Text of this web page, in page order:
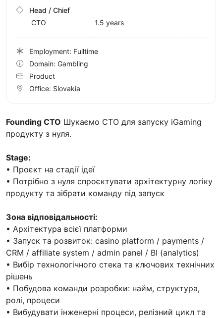
Founding CTO Шукаємо CTO для запуску iGaming
продукту з нуля.
Stage:
• Проєкт на стадії ідеї
• Потрібно з нуля спроєктувати архітектурну логіку
продукту та зібрати команду під запуск
Зона відповідальності:
• Архітектура всієї платформи
• Запуск та розвиток: casino platform / payments /
CRM / affiliate system / admin panel / BI (analytics)
• Вибір технологічного стека та ключових технічних
рішень
• Побудова команди розробки: найм, структура,
ролі, процеси
• Вибудувати інженерні процеси, релізний цикл та
Head / Chief
CTO
1.5 years
Employment: Fulltime
Domain: Gambling
Product
Office: Slovakia